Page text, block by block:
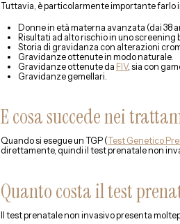
Tuttavia, è particolarmente importante farlo
Donne in età materna avanzata (dai 38
Risultati ad alto rischio in uno
Storia di gravidanza con alterazioni
Gravidanze ottenute in modo naturale.
Gravidanze ottenute da FIV, sia con
Gravidanze gemellari.
E cosa succede nei
Quando si esegue un TGP (Test Genetico
direttamente, quindi il test prenatale non
Quanto costa il test
Il test prenatale non invasivo presenta